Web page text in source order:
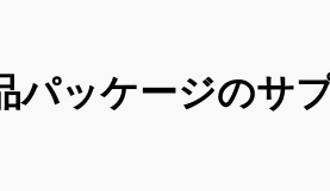
パッケージのサ